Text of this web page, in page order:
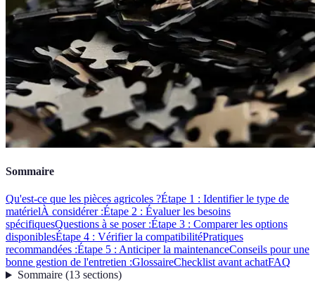
Sommaire
Qu'est-ce que les pièces agricoles ?Étape 1 : Identifier le type de
matérielÀ considérer :Étape 2 : Évaluer les besoins
spécifiquesQuestions à se poser :Étape 3 : Comparer les options
disponiblesÉtape 4 : Vérifier la compatibilitéPratiques
recommandées :Étape 5 : Anticiper la maintenanceConseils pour une
bonne gestion de l'entretien :GlossaireChecklist avant achatFAQ
Sommaire(13 sections)